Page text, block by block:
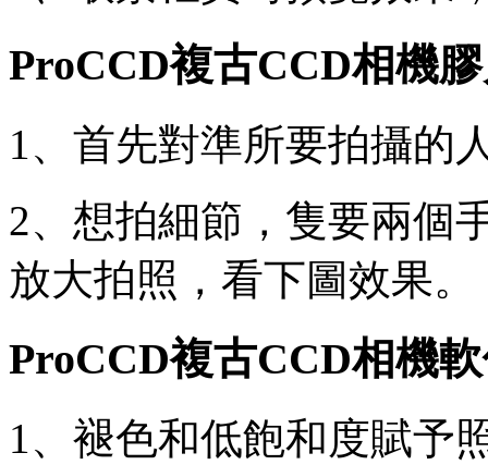
ProCCD複古CCD相機
1、首先對準所要拍攝的
2、想拍細節，隻要兩個
放大拍照，看下圖效果。
ProCCD複古CCD相機
1、褪色和低飽和度賦予